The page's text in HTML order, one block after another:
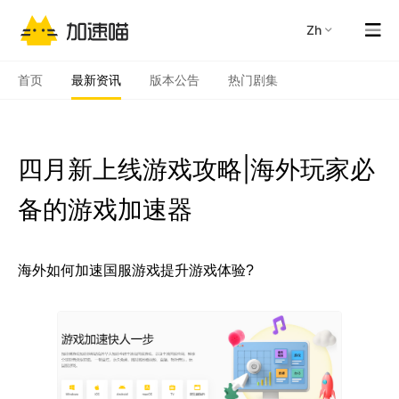
zh
首页 最新资讯 版本公告 热门剧集
四月新上线游戏攻略|海外玩家必
备的游戏加速器
海外如何加速国服游戏提升游戏体验?